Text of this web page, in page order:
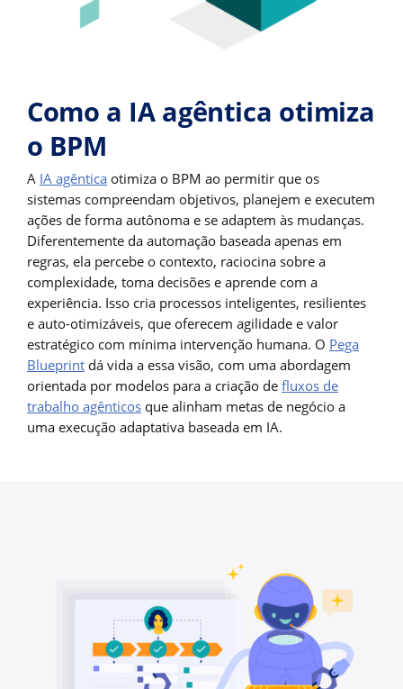
Como a IA agêntica otimiza
o BPM
A IA agêntica otimiza o BPM ao permitir que os
sistemas compreendam objetivos, planejem e executem
ações de forma autônoma e se adaptem às mudanças.
Diferentemente da automação baseada apenas em
regras, ela percebe o contexto, raciocina sobre a
complexidade, toma decisões e aprende com a
experiência. Isso cria processos inteligentes, resilientes
e auto-otimizáveis, que oferecem agilidade e valor
estratégico com mínima intervenção humana. O Pega
Blueprint dá vida a essa visão, com uma abordagem
orientada por modelos para a criação de fluxos de
trabalho agênticos que alinham metas de negócio a
uma execução adaptativa baseada em IA.